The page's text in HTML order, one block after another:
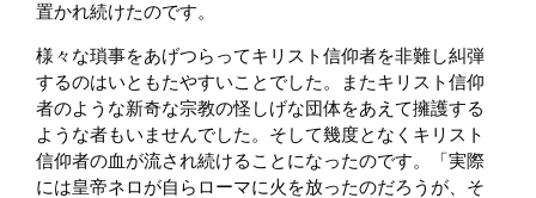
置かれ続けたのです。
様々な瑣事をあげつらってキリスト信仰者を非難し糾弾
するのはいともたやすいことでした。またキリスト信仰
者のような新奇な宗教の怪しげな団体をあえて擁護する
ような者もいませんでした。そして幾度となくキリスト
信仰者の血が流され続けることになったのです。「実際
には皇帝ネロが自らローマに火を放ったのだろうが、そ